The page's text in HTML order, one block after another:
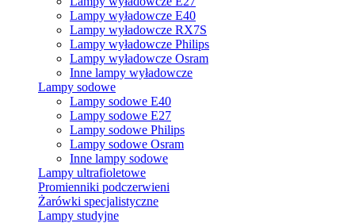
Lampy wyładowcze E40
Lampy wyładowcze RX7S
Lampy wyładowcze Philips
Lampy wyładowcze Osram
Inne lampy wyładowcze
Lampy sodowe
Lampy sodowe E40
Lampy sodowe E27
Lampy sodowe Philips
Lampy sodowe Osram
Inne lampy sodowe
Lampy ultrafioletowe
Promienniki podczerwieni
Żarówki specjalistyczne
Lampy studyjne